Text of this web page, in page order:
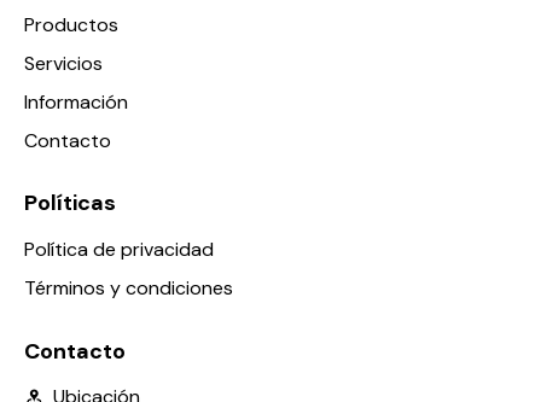
Productos
Servicios
Información
Contacto
Políticas
Política de privacidad
Términos y condiciones
Contacto
Ubicación